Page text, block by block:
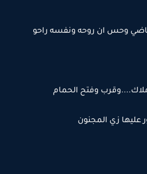
وحس ان روحه ونفسه راحو
وفتح الحمام
عليها زي المجنون